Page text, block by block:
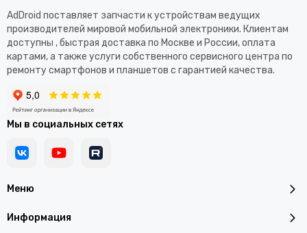
Меню
Информация
AdDroid поставляет запчасти к устройствам ведущих
производителей мировой мобильной электроники. Клиентам
доступны , быстрая доставка по Москве и России, оплата
картами, а также услуги собственного сервисного центра по
ремонту смартфонов и планшетов с гарантией качества.
Мы в социальных сетях